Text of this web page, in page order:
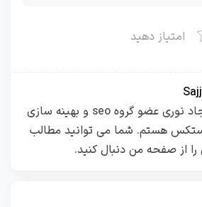
امتیاز دهید
سجاد نوری عضو گروه seo و بهینه سازی
هستم. شما می توانید مطالب
از صفحه من دنبال کنید.